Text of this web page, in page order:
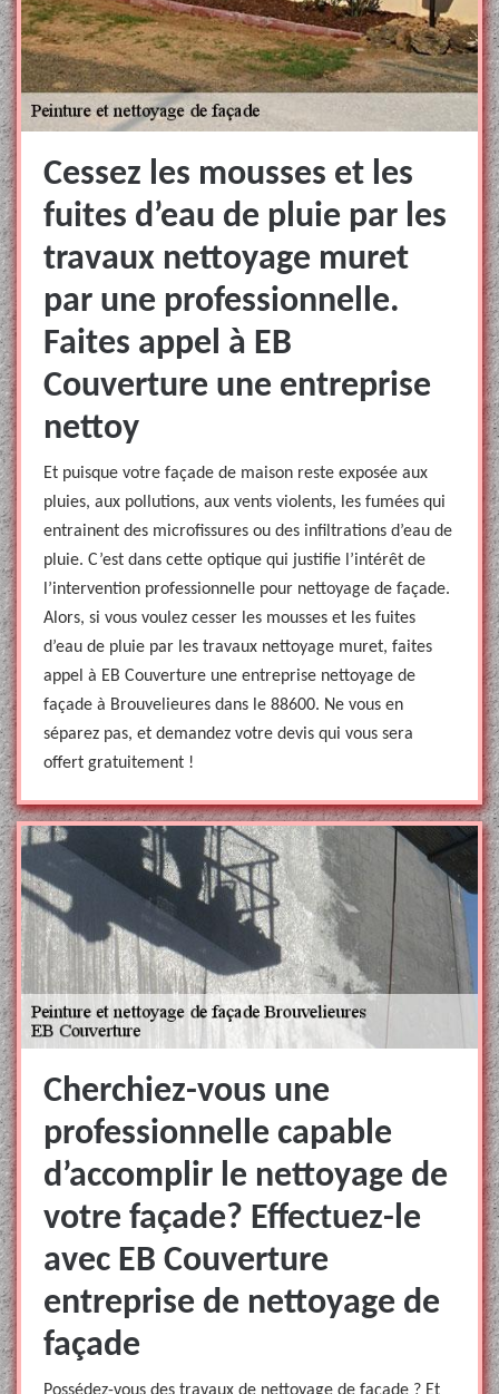
Cessez les mousses et les
fuites d’eau de pluie par les
travaux nettoyage muret
par une professionnelle.
Faites appel à EB
Couverture une entreprise
nettoy
Et puisque votre façade de maison reste exposée aux
pluies, aux pollutions, aux vents violents, les fumées qui
entrainent des microfissures ou des infiltrations d’eau de
pluie. C’est dans cette optique qui justifie l’intérêt de
l’intervention professionnelle pour nettoyage de façade.
Alors, si vous voulez cesser les mousses et les fuites
d’eau de pluie par les travaux nettoyage muret, faites
appel à EB Couverture une entreprise nettoyage de
façade à Brouvelieures dans le 88600. Ne vous en
séparez pas, et demandez votre devis qui vous sera
offert gratuitement !
Cherchiez-vous une
professionnelle capable
d’accomplir le nettoyage de
votre façade? Effectuez-le
avec EB Couverture
entreprise de nettoyage de
façade